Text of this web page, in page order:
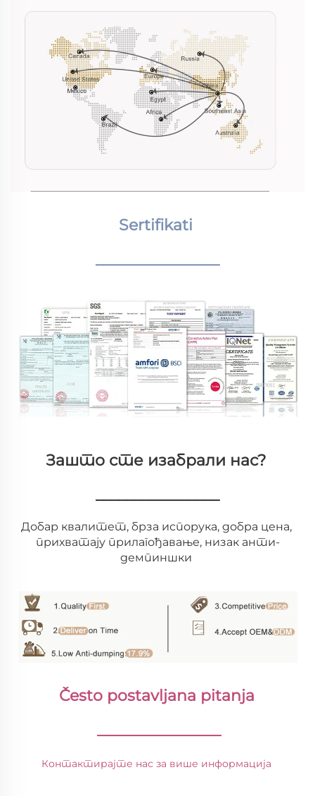
Sertifikati
________________
Зашто сте изабрали нас?
________________
Добар квалитет, брза испорука, добра цена,
прихватају прилагођавање, низак анти-
демпиншки
Često postavljana pitanja
________________
Контактирајте нас за више информација